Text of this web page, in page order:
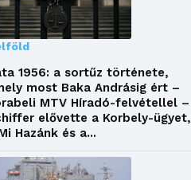
1956: a sortűz története,
most Baka Andrásig ért –
MTV Híradó-felvétellel –
elővette a Korbely-ügyet,
Hazánk és a...